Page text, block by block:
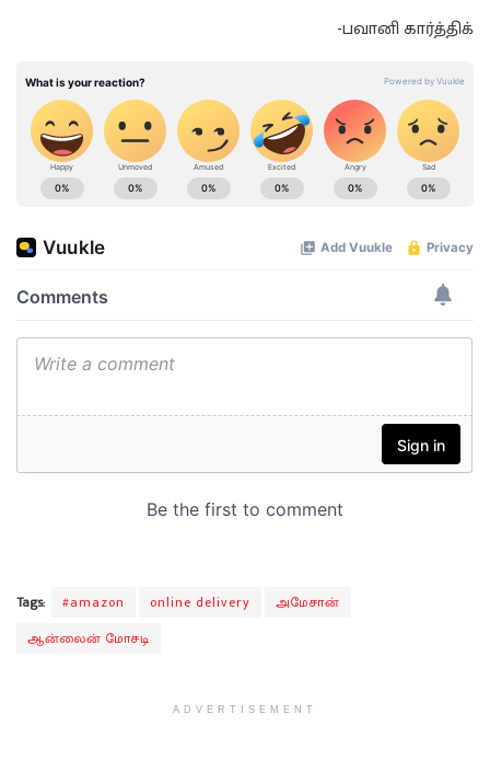
-பவானி கார்த்திக்
Tags: #amazon online delivery
அமேசான்
ஆன்லைன் மோசடி
ADVERTISEMENT